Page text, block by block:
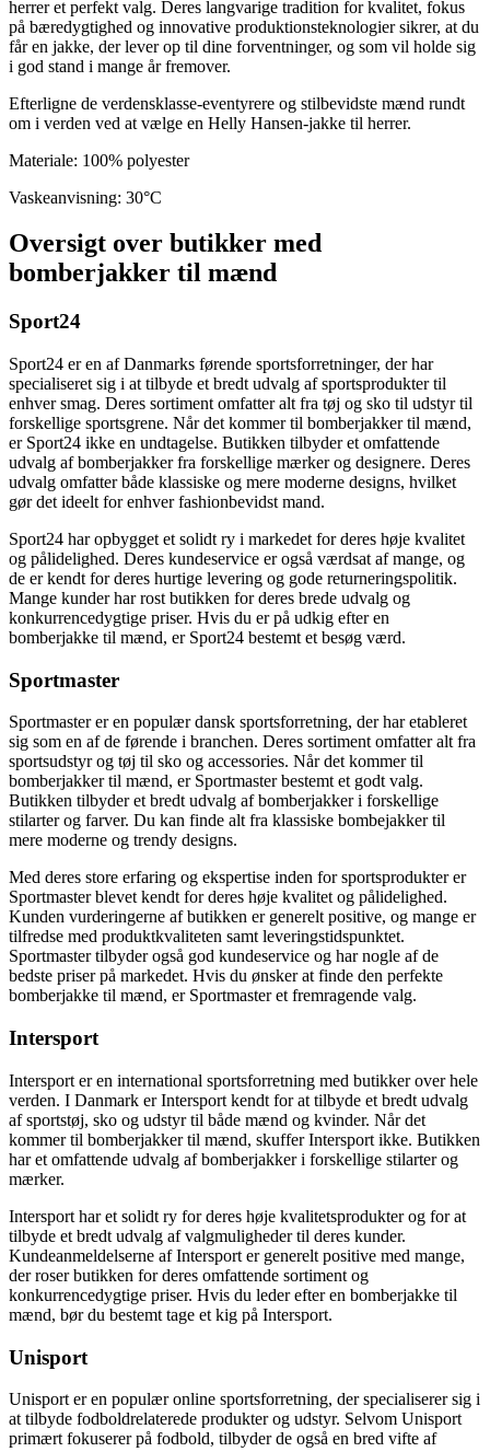
herrer et perfekt valg. Deres langvarige tradition for kvalitet, fokus
på bæredygtighed og innovative produktionsteknologier sikrer, at du
får en jakke, der lever op til dine forventninger, og som vil holde sig
i god stand i mange år fremover.
Efterligne de verdensklasse-eventyrere og stilbevidste mænd rundt
om i verden ved at vælge en Helly Hansen-jakke til herrer.
Materiale: 100% polyester
Vaskeanvisning: 30°C
Oversigt over butikker med
bomberjakker til mænd
Sport24
Sport24 er en af Danmarks førende sportsforretninger, der har
specialiseret sig i at tilbyde et bredt udvalg af sportsprodukter til
enhver smag. Deres sortiment omfatter alt fra tøj og sko til udstyr til
forskellige sportsgrene. Når det kommer til bomberjakker til mænd,
er Sport24 ikke en undtagelse. Butikken tilbyder et omfattende
udvalg af bomberjakker fra forskellige mærker og designere. Deres
udvalg omfatter både klassiske og mere moderne designs, hvilket
gør det ideelt for enhver fashionbevidst mand.
Sport24 har opbygget et solidt ry i markedet for deres høje kvalitet
og pålidelighed. Deres kundeservice er også værdsat af mange, og
de er kendt for deres hurtige levering og gode returneringspolitik.
Mange kunder har rost butikken for deres brede udvalg og
konkurrencedygtige priser. Hvis du er på udkig efter en
bomberjakke til mænd, er Sport24 bestemt et besøg værd.
Sportmaster
Sportmaster er en populær dansk sportsforretning, der har etableret
sig som en af de førende i branchen. Deres sortiment omfatter alt fra
sportsudstyr og tøj til sko og accessories. Når det kommer til
bomberjakker til mænd, er Sportmaster bestemt et godt valg.
Butikken tilbyder et bredt udvalg af bomberjakker i forskellige
stilarter og farver. Du kan finde alt fra klassiske bombejakker til
mere moderne og trendy designs.
Med deres store erfaring og ekspertise inden for sportsprodukter er
Sportmaster blevet kendt for deres høje kvalitet og pålidelighed.
Kunden vurderingerne af butikken er generelt positive, og mange er
tilfredse med produktkvaliteten samt leveringstidspunktet.
Sportmaster tilbyder også god kundeservice og har nogle af de
bedste priser på markedet. Hvis du ønsker at finde den perfekte
bomberjakke til mænd, er Sportmaster et fremragende valg.
Intersport
Intersport er en international sportsforretning med butikker over hele
verden. I Danmark er Intersport kendt for at tilbyde et bredt udvalg
af sportstøj, sko og udstyr til både mænd og kvinder. Når det
kommer til bomberjakker til mænd, skuffer Intersport ikke. Butikken
har et omfattende udvalg af bomberjakker i forskellige stilarter og
mærker.
Intersport har et solidt ry for deres høje kvalitetsprodukter og for at
tilbyde et bredt udvalg af valgmuligheder til deres kunder.
Kundeanmeldelserne af Intersport er generelt positive med mange,
der roser butikken for deres omfattende sortiment og
konkurrencedygtige priser. Hvis du leder efter en bomberjakke til
mænd, bør du bestemt tage et kig på Intersport.
Unisport
Unisport er en populær online sportsforretning, der specialiserer sig i
at tilbyde fodboldrelaterede produkter og udstyr. Selvom Unisport
primært fokuserer på fodbold, tilbyder de også en bred vifte af